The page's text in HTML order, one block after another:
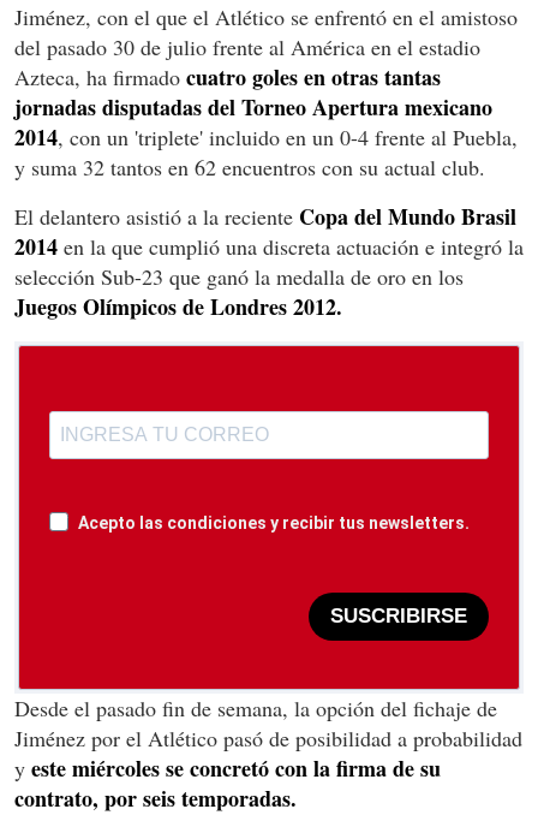
Jiménez, con el que el Atlético se enfrentó en el amistoso
del pasado 30 de julio frente al América en el estadio
Azteca, ha firmado cuatro goles en otras tantas
jornadas disputadas del Torneo Apertura mexicano
2014, con un 'triplete' incluido en un 0-4 frente al Puebla,
y suma 32 tantos en 62 encuentros con su actual club.
El delantero asistió a la reciente Copa del Mundo Brasil
2014 en la que cumplió una discreta actuación e integró la
selección Sub-23 que ganó la medalla de oro en los
Juegos Olímpicos de Londres 2012.
Acepto las condiciones y recibir tus newsletters.
SUSCRIBIRSE
Desde el pasado fin de semana, la opción del fichaje de
Jiménez por el Atlético pasó de posibilidad a probabilidad
y este miércoles se concretó con la firma de su
contrato, por seis temporadas.